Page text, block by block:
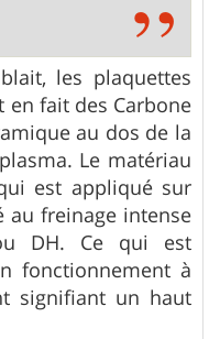
les plaquettes
en fait des Carbone
au dos de la
Le matériau
est appliqué sur
au freinage intense
DH. Ce qui est
fonctionnement à
signifiant un haut